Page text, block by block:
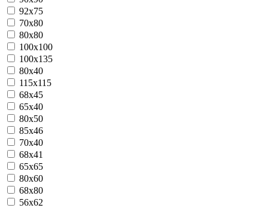
92x75
70х80
80х80
100х100
100х135
80х40
115х115
68х45
65х40
80х50
85х46
70х40
68х41
65х65
80х60
68х80
56х62